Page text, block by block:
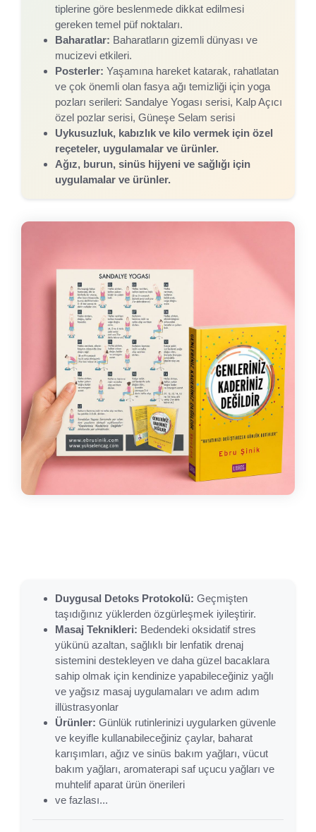
tiplerine göre beslenmede dikkat edilmesi
gereken temel püf noktaları.
Baharatlar: Baharatların gizemli dünyası ve
mucizevi etkileri.
Posterler: Yaşamına hareket katarak, rahatlatan
ve çok önemli olan fasya ağı temizliği için yoga
pozları serileri: Sandalye Yogası serisi, Kalp Açıcı
özel pozlar serisi, Güneşe Selam serisi
Uykusuzluk, kabızlık ve kilo vermek için özel
reçeteler, uygulamalar ve ürünler.
Ağız, burun, sinüs hijyeni ve sağlığı için
uygulamalar ve ürünler.
Duygusal Detoks Protokolü: Geçmişten
taşıdığınız yüklerden özgürleşmek iyileştirir.
Masaj Teknikleri: Bedendeki oksidatif stres
yükünü azaltan, sağlıklı bir lenfatik drenaj
sistemini destekleyen ve daha güzel bacaklara
sahip olmak için kendinize yapabileceğiniz yağlı
ve yağsız masaj uygulamaları ve adım adım
illüstrasyonlar
Ürünler: Günlük rutinlerinizi uygularken güvenle
ve keyifle kullanabileceğiniz çaylar, baharat
karışımları, ağız ve sinüs bakım yağları, vücut
bakım yağları, aromaterapi saf uçucu yağları ve
muhtelif aparat ürün önerileri
ve fazlası...